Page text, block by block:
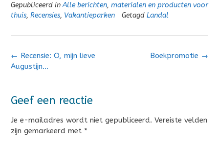
Gepubliceerd inAlle berichten, materialen en producten voor
thuis, Recensies, Vakantieparken Getagd Landal
Bericht
navigatie
Boekpromotie →
← Recensie: O, mijn lieve
Augustijn…
Geef een reactie
Je e-mailadres wordt niet gepubliceerd. Vereiste velden
zijn gemarkeerd met *